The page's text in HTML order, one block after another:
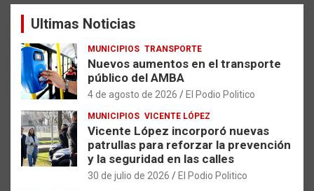
a
Ultimas Noticias
MUNICIPIOS TRANSPORTE
Nuevos aumentos en el transporte
público del AMBA
4 de agosto de 2026 El Podio Politico
MUNICIPIOS VICENTE LÓPEZ
Vicente López incorporó nuevas
patrullas para reforzar la prevención
y la seguridad en las calles
30 de julio de 2026 El Podio Politico